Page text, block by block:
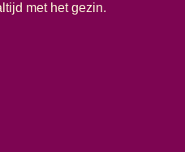
met het gezin.